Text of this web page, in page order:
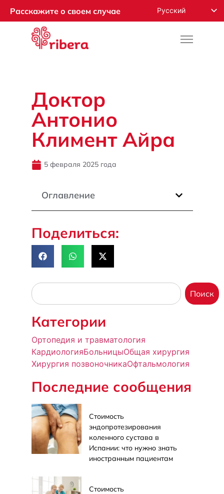
Расскажите о своем случае Русский
Español
Доктор
Антонио
Климент Айра
5 февраля 2025 года
Оглавление
Поделиться:
Поиск
Категории
Ортопедия и травматология
КардиологияБольницыОбщая хирургия
Хирургия позвоночникаОфтальмология
Последние сообщения
Стоимость
эндопротезирования
коленного сустава в
Испании: что нужно знать
иностранным пациентам
Стоимость